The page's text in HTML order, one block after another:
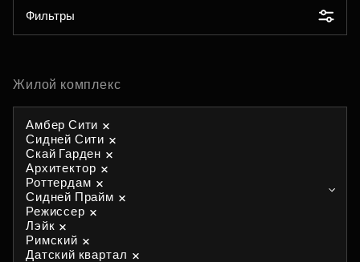
Фильтры
Жилой комплекс
Амбер Сити
Сидней Сити
Скай Гарден
Архитектор
Роттердам
Сидней Прайм
Режиссер
Лэйк
Римский
Датский квартал